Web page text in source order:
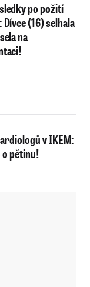
po požití
(16) selhala
na
v IKEM:
pětinu!